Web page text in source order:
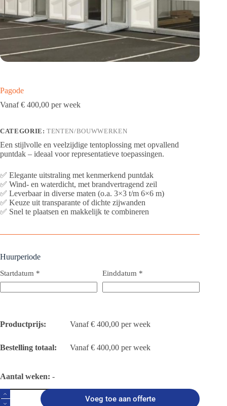
Pagode
€ 400,00
CATEGORIE:TENTEN/BOUWWERKEN
Een stijlvolle en veelzijdige tentoplossing met opvallend
puntdak – ideaal voor representatieve toepassingen.
✅ Elegante uitstraling met kenmerkend puntdak
✅ Wind- en waterdicht, met brandvertragend zeil
✅ Leverbaar in diverse maten (o.a. 3×3 t/m 6×6 m)
✅ Keuze uit transparante of dichte zijwanden
✅ Snel te plaatsen en makkelijk te combineren
Huurperiode
Startdatum * Einddatum *
Productprijs: € 400,00
Bestelling totaal: € 400,00
Aantal weken: -
Pagode
aantal
Voeg toe aan offerte